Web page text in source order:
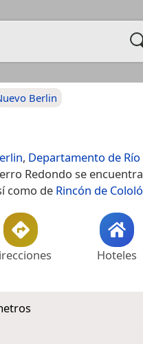
Berlin
, Departamento de Río
Redondo se encuentra
como de Rincón de Cololó
Hoteles